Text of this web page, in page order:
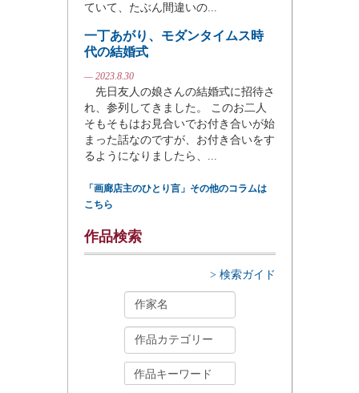
ていて、たぶん間違いの...
一丁あがり、モダンタイムス時
代の結婚式
— 2023.8.30
先日友人の娘さんの結婚式に招待さ
れ、参列してきました。 このお二人
そもそもはお見合いでお付き合いが始
まった話なのですが、お付き合いをす
るようになりましたら、...
「画廊店主のひとり言」その他のコラムは
こちら
作品検索
> 検索ガイド